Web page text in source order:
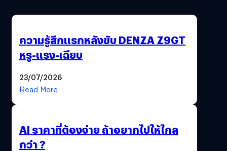
ความรู้สึกแรกหลังขับ DENZA Z9GT
หรู-แรง-เฉียบ
23/07/2026
Read More
AI ราคาที่ต้องจ่าย ถ้าอยากไปให้ไกล
กว่า ?